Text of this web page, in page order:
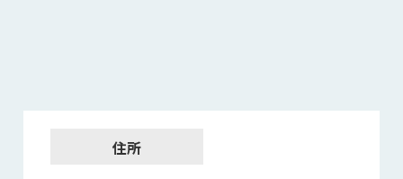
住所